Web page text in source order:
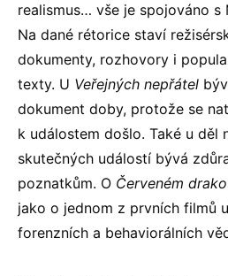
realismus… vše je spojováno s
Na dané rétorice staví
dokumenty, rozhovory i
texty. U Veřejných nepřátel
dokument doby, protože se
k událostem došlo. Také u děl
skutečných událostí bývá
poznatkům. O Červeném
jako o jednom z prvních filmů
forenzních a behaviorálních